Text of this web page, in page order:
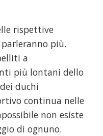
rispettive
più.
a
più lontani dello
duchi
continua nelle
non esiste
di ognuno.